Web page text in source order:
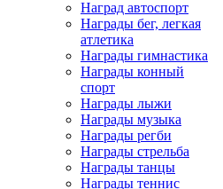
Наград автоспорт
Награды бег, легкая
атлетика
Награды гимнастика
Награды конный
спорт
Награды лыжи
Награды музыка
Награды регби
Награды стрельба
Награды танцы
Награды теннис